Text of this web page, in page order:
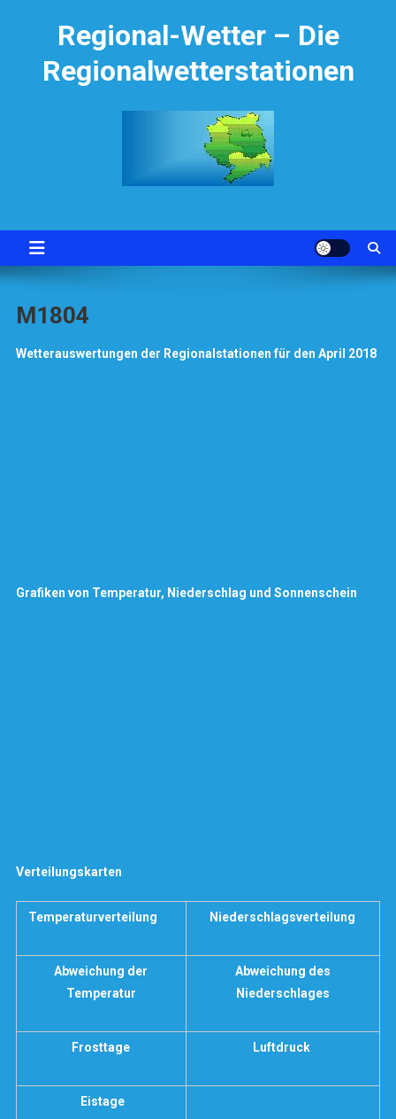
Regional-Wetter – Die
Regionalwetterstationen
M1804
Wetterauswertungen der Regionalstationen für den April 2018
Grafiken von Temperatur, Niederschlag und Sonnenschein
Verteilungskarten
Temperaturverteilung Niederschlagsverteilung
Abweichung der
Temperatur
Abweichung des
Niederschlages
Frosttage Luftdruck
Eistage